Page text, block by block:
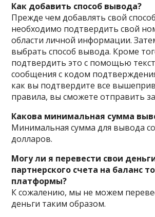
Как добавить способ вывода?
Прежде чем добавлять свой
необходимо подтвердить свой
области личной информации.
выбрать способ вывода. Кроме
подтвердить это с помощью
сообщения с кодом
как вы подтвердите все
правила, вы сможете отправить
Какова минимальная сумма
Минимальная сумма для вывода
долларов.
Могу ли я перевести свои
партнерского счета на баланс
платформы?
К сожалению, мы не можем
деньги таким образом.